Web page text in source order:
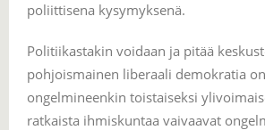
poliittisena kysymyksenä.
Politiikastakin voidaan ja pitää
pohjoismainen liberaali demokratia
ongelmineenkin toistaiseksi
ratkaista ihmiskuntaa vaivaavat